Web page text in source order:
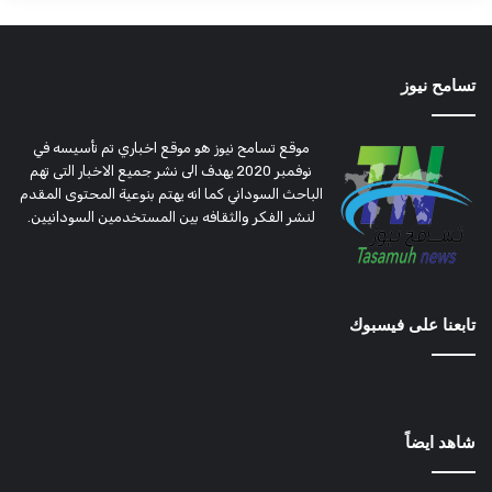
تسامح نيوز
موقع تسامح نيوز هو موقع اخباري تم تأسيسه في
نوفمبر 2020 يهدف الى نشر جميع الاخبار التى تهم
الباحث السوداني كما انه يهتم بنوعية المحتوى المقدم
لنشر الفكر والثقافه بين المستخدمين السودانيين.
تابعنا على فيسبوك
شاهد ايضاً